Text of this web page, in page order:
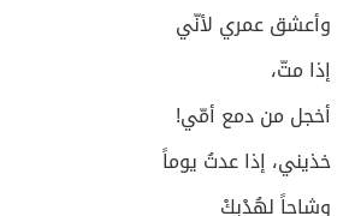
وأعشق عمري لأنّي
إذا متّ،
أخجل من دمع أمّي!
خذيني، إذا عدتُ يوماً
وشاحاً لهُدْبِكْ